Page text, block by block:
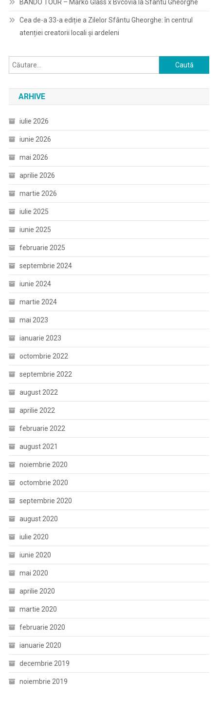
BANDO TOUR – Marko Glass x Bvcovia la Sfantu Gheorghe
Cea de-a 33-a ediție a Zilelor Sfântu Gheorghe: în centrul
atenției creatorii locali și ardeleni
Caută
după:
ARHIVE
iulie 2026
iunie 2026
mai 2026
aprilie 2026
martie 2026
iulie 2025
iunie 2025
februarie 2025
septembrie 2024
iunie 2024
martie 2024
mai 2023
ianuarie 2023
octombrie 2022
septembrie 2022
august 2022
aprilie 2022
februarie 2022
august 2021
noiembrie 2020
octombrie 2020
septembrie 2020
august 2020
iulie 2020
iunie 2020
mai 2020
aprilie 2020
martie 2020
februarie 2020
ianuarie 2020
decembrie 2019
noiembrie 2019